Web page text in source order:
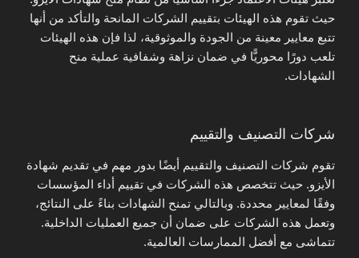
حيث تقوم هذه الهيئات بتقييم الشركات المانحة والتأكد من أنها
تتبع معايير معينة من الجودة والموثوقية، لذا فإن هذه الهيئات
تلعب دورًا محوريًّا في ضمان نزاهة وشفافية عملية منح
الشهادات.
شركات التصنيف والتقييم
تقوم شركات التصنيف والتقييم أيضًا بدور مهم في تقديم شهادة
الأيزو. حيث تتخصص هذه الشركات في تقييم أداء المؤسسات
وفقًا لمعايير محددة. وبالتالي تمنح الشهادات بناءً على النتائج،
وتعمل هذه الشركات على ضمان أن جميع العمليات الداخلية.
تتماشى مع أفضل الممارسات العالمية.